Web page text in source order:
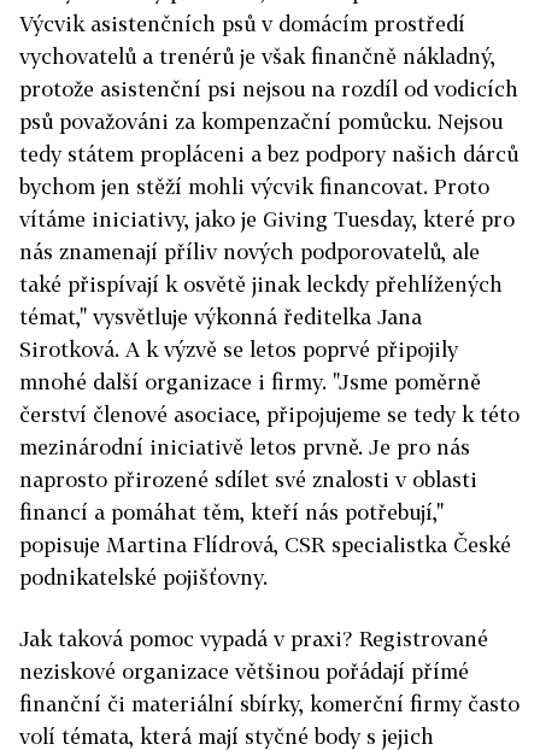
Výcvik asistenčních psů v domácím prostředí
vychovatelů a trenérů je však finančně nákladný,
protože asistenční psi nejsou na rozdíl od vodicích
psů považováni za kompenzační pomůcku. Nejsou
tedy státem propláceni a bez podpory našich dárců
bychom jen stěží mohli výcvik financovat. Proto
vítáme iniciativy, jako je Giving Tuesday, které pro
nás znamenají příliv nových podporovatelů, ale
také přispívají k osvětě jinak leckdy přehlížených
témat," vysvětluje výkonná ředitelka Jana
Sirotková. A k výzvě se letos poprvé připojily
mnohé další organizace i firmy. "Jsme poměrně
čerství členové asociace, připojujeme se tedy k této
mezinárodní iniciativě letos prvně. Je pro nás
naprosto přirozené sdílet své znalosti v oblasti
financí a pomáhat těm, kteří nás potřebují,"
popisuje Martina Flídrová, CSR specialistka České
podnikatelské pojišťovny.
Jak taková pomoc vypadá v praxi? Registrované
neziskové organizace většinou pořádají přímé
finan­ční či materiální sbírky, komerční firmy často
volí témata, která mají styčné body s jejich